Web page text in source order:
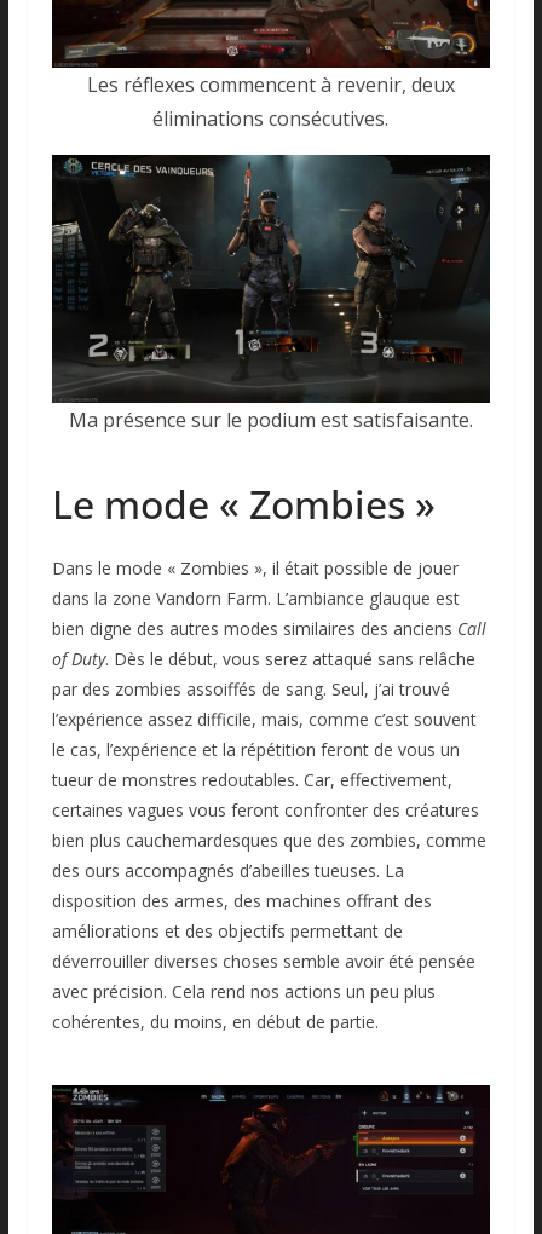
Les réflexes commencent à revenir, deux
éliminations consécutives.
Ma présence sur le podium est satisfaisante.
Le mode « Zombies »
Dans le mode « Zombies », il était possible de jouer
dans la zone Vandorn Farm. L’ambiance glauque est
bien digne des autres modes similaires des anciens Call
of Duty. Dès le début, vous serez attaqué sans relâche
par des zombies assoiffés de sang. Seul, j’ai trouvé
l’expérience assez difficile, mais, comme c’est souvent
le cas, l’expérience et la répétition feront de vous un
tueur de monstres redoutables. Car, effectivement,
certaines vagues vous feront confronter des créatures
bien plus cauchemardesques que des zombies, comme
des ours accompagnés d’abeilles tueuses. La
disposition des armes, des machines offrant des
améliorations et des objectifs permettant de
déverrouiller diverses choses semble avoir été pensée
avec précision. Cela rend nos actions un peu plus
cohérentes, du moins, en début de partie.